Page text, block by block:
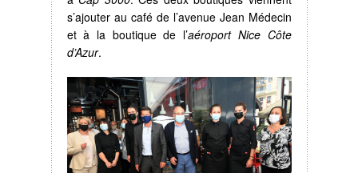
s’ajouter au café de l’avenue Jean Médecin
et à la boutique de l’aéroport Nice Côte
d’Azur.